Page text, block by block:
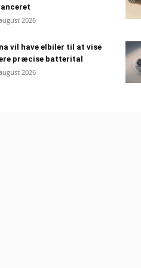
2026
vil have elbiler til at vise
præcise batterital
2026